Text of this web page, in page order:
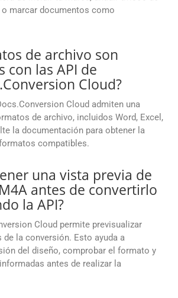
marcar documentos como
de archivo son
con las API de
Cloud?
Cloud admiten una
de archivo, incluidos Word, Excel,
la documentación para obtener la
compatibles.
una vista previa de
antes de convertirlo
la API?
Cloud permite previsualizar
la conversión. Esto ayuda a
del diseño, comprobar el formato y
antes de realizar la